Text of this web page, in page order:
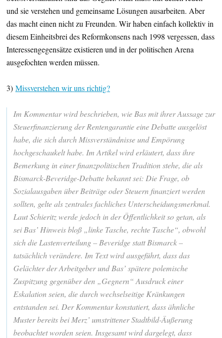
und sie verstehen und gemeinsame Lösungen ausarbeiten. Aber
das macht einen nicht zu Freunden. Wir haben einfach kollektiv in
diesem Einheitsbrei des Reformkonsens nach 1998 vergessen, dass
Interessengegensätze existieren und in der politischen Arena
ausgefochten werden müssen.
3) Missverstehen wir uns richtig?
Im Kommentar wird beschrieben, wie Bas mit ihrer Aussage zur
Steuerfinanzierung der Rentengarantie eine Debatte ausgelöst
habe, die sich durch Missverständnisse und Empörung
hochgeschaukelt habe. Im Artikel wird erläutert, dass ihre
Bemerkung in einer finanzpolitischen Tradition stehe, die als
Bismarck-Beveridge-Debatte bekannt sei: Die Frage, ob
Sozialausgaben über Beiträge oder Steuern finanziert werden
sollten, gelte als zentrales fachliches Unterscheidungsmerkmal.
Laut Schieritz werde jedoch in der Öffentlichkeit so getan, als
sei Bas’ Hinweis bloß „linke Tasche, rechte Tasche“, obwohl
sich die Lastenverteilung – Beveridge statt Bismarck –
tatsächlich verändere. Im Text wird ausgeführt, dass das
Gelächter der Arbeitgeber und Bas’ spätere polemische
Zuspitzung gegenüber den „Gegnern“ Ausdruck einer
Eskalation seien, die durch wechselseitige Kränkungen
entstanden sei. Der Kommentar konstatiert, dass ähnliche
Muster bereits bei Merz’ umstrittener Stadtbild-Äußerung
beobachtet worden seien. Insgesamt wird dargelegt, dass